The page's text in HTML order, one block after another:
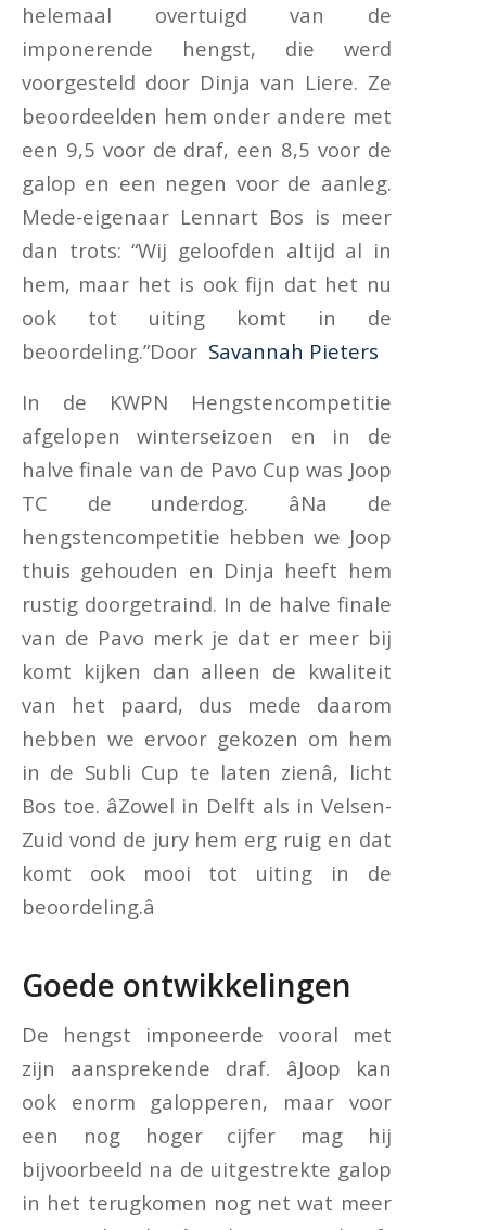
helemaal overtuigd van de
imponerende hengst, die werd
voorgesteld door Dinja van Liere. Ze
beoordeelden hem onder andere met
een 9,5 voor de draf, een 8,5 voor de
galop en een negen voor de aanleg.
Mede-eigenaar Lennart Bos is meer
dan trots: “Wij geloofden altijd al in
hem, maar het is ook fijn dat het nu
ook tot uiting komt in de
beoordeling.”Door Savannah Pieters
In de KWPN Hengstencompetitie
afgelopen winterseizoen en in de
halve finale van de Pavo Cup was Joop
TC de underdog. âNa de
hengstencompetitie hebben we Joop
thuis gehouden en Dinja heeft hem
rustig doorgetraind. In de halve finale
van de Pavo merk je dat er meer bij
komt kijken dan alleen de kwaliteit
van het paard, dus mede daarom
hebben we ervoor gekozen om hem
in de Subli Cup te laten zienâ, licht
Bos toe. âZowel in Delft als in Velsen-
Zuid vond de jury hem erg ruig en dat
komt ook mooi tot uiting in de
beoordeling.â
Goede ontwikkelingen
De hengst imponeerde vooral met
zijn aansprekende draf. âJoop kan
ook enorm galopperen, maar voor
een nog hoger cijfer mag hij
bijvoorbeeld na de uitgestrekte galop
in het terugkomen nog net wat meer